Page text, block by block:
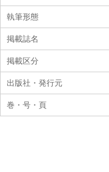
執筆形態
掲載誌名
掲載区分
出版社・発行元
巻・号・頁